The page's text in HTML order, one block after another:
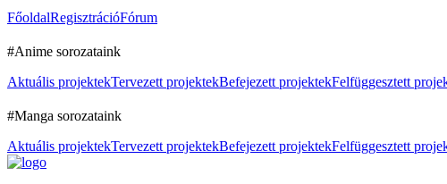
FőoldalRegisztrációFórum
#Anime sorozataink
Aktuális projektekTervezett projektekBefejezett projektekFelfüggesztett
#Manga sorozataink
Aktuális projektekTervezett projektekBefejezett projektekFelfüggesztett